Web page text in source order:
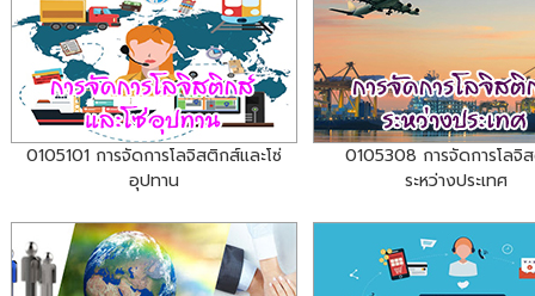
0105101 การจัดการโลจิสติกส์และโซ่
อุปทาน
0105308 การจัดการโลจิ
ระหว่างประเทศ